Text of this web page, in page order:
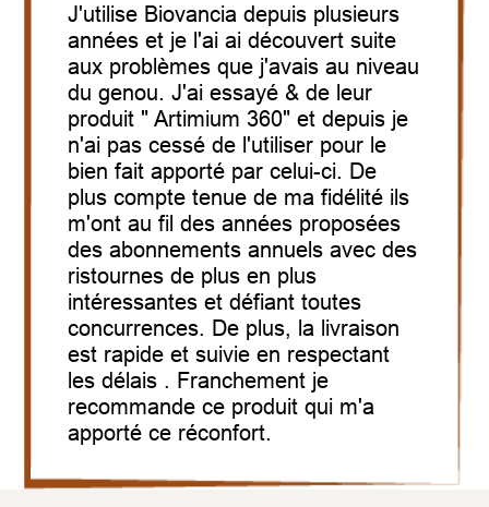
J'utilise Biovancia depuis plusieurs
années et je l'ai ai découvert suite
aux problèmes que j'avais au niveau
du genou. J'ai essayé & de leur
produit " Artimium 360" et depuis je
n'ai pas cessé de l'utiliser pour le
bien fait apporté par celui-ci. De
plus compte tenue de ma fidélité ils
m'ont au fil des années proposées
des abonnements annuels avec des
ristournes de plus en plus
intéressantes et défiant toutes
concurrences. De plus, la livraison
est rapide et suivie en respectant
les délais . Franchement je
recommande ce produit qui m'a
apporté ce réconfort.